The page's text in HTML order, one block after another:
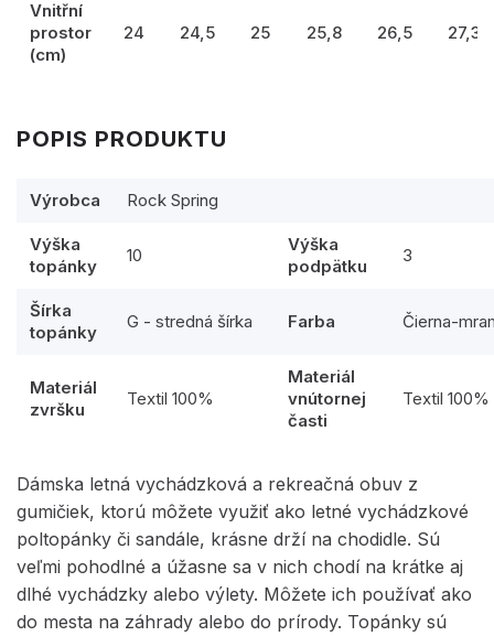
Vnitřní
prostor
(cm)
24 24,5 25 25,8 26,5 27,3
POPIS PRODUKTU
Výrobca Rock Spring
Výška
topánky
10
Výška
podpätku
3
Šírka
topánky
G - stredná šírka Farba Čierna-
Materiál
zvršku
Textil 100%
Materiál
vnútornej
časti
Textil 100%
Dámska letná vychádzková a rekreačná obuv z
gumičiek, ktorú môžete využiť ako letné vychádzkové
poltopánky či sandále, krásne drží na chodidle. Sú
veľmi pohodlné a úžasne sa v nich chodí na krátke aj
dlhé vychádzky alebo výlety. Môžete ich používať ako
do mesta na záhrady alebo do prírody. Topánky sú